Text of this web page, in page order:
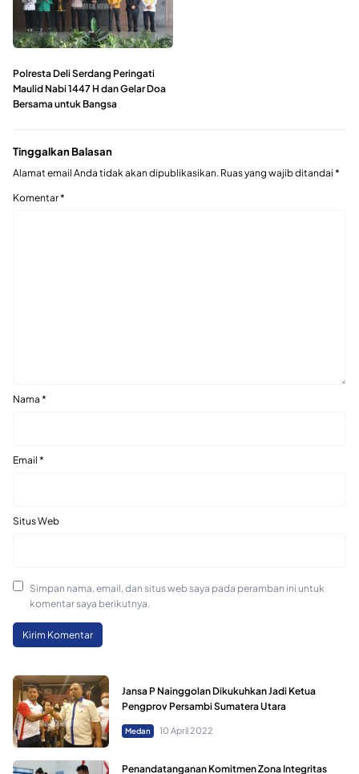
Polresta Deli Serdang Peringati
Maulid Nabi 1447 H dan Gelar Doa
Bersama untuk Bangsa
Tinggalkan Balasan
Alamat email Anda tidak akan dipublikasikan. Ruas yang wajib ditandai *
Komentar*
Nama *
Email *
Situs Web
Simpan nama, email, dan situs web saya pada peramban ini untuk
komentar saya berikutnya.
Jansa P Nainggolan Dikukuhkan Jadi Ketua
Pengprov Persambi Sumatera Utara
Medan 10 April 2022
Penandatanganan Komitmen Zona Integritas